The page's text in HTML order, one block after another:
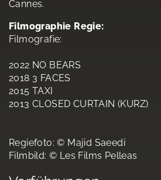
Cannes.
Filmographie Regie:
Filmografie:
2022 NO BEARS
2018 3 FACES
2015 TAXI
2013 CLOSED CURTAIN (KURZ)
Regiefoto: © Majid Saeedi
Filmbild: © Les Films Pelleas